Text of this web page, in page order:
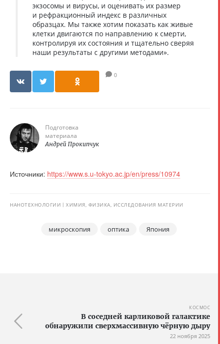
экзосомы и вирусы, и оценивать их размер
и рефракционный индекс в различных
образцах. Мы также хотим показать как живые
клетки двигаются по направлению к смерти,
контролируя их состояния и тщательно сверяя
наши результаты с другими методами».
0
Подготовка
материала
Андрей Прокипчук
Источники: https://www.s.u-tokyo.ac.jp/en/press/10974
НАНОТЕХНОЛОГИИ ХИМИЯ, ФИЗИКА, ИССЛЕДОВАНИЯ МАТЕРИИ
микроскопия оптика Япония
КОСМОС
В соседней карликовой галактике
обнаружили сверхмассивную чёрную дыру
22 ноября 2025